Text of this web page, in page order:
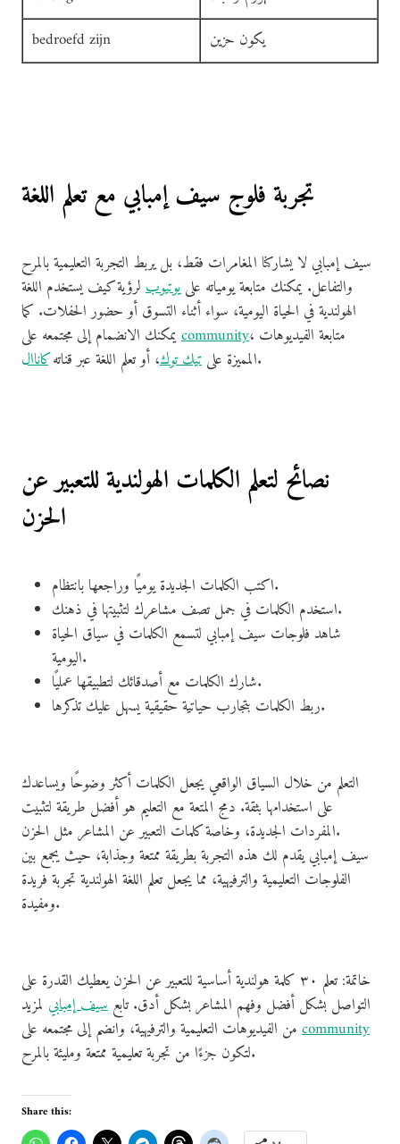
bedroefd zijn
يكون حزين
تجربة فلوج سيف إمبابي مع تعلم اللغة
سيف إمبابي لا يشاركنا المغامرات فقط، بل يربط التجربة التعليمية بالمرح
والتفاعل. يمكنك متابعة يومياته علىيوتيوب لرؤية كيف يستخدم اللغة
الهولندية في الحياة اليومية، سواء أثناء التسوق أو حضور الحفلات. كما
community، متابعة الفيديوهات
المميزة على تيك توك، أو تعلم اللغة عبر قناتهكاناال .
نصائح لتعلم الكلمات الهولندية للتعبير عن
الحزن
اكتب الكلمات الجديدة يوميًا وراجعها بانتظام.
استخدم الكلمات في جمل تصف مشاعرك لتثبيتها في ذهنك.
شاهد فلوجات سيف إمبابي لتسمع الكلمات في سياق الحياة
اليومية.
شارك الكلمات مع أصدقائك لتطبيقها عمليًا.
ربط الكلمات بتجارب حياتية حقيقية يسهل عليك تذكرها.
التعلم من خلال السياق الواقعي يجعل الكلمات أكثر وضوحًا ويساعدك
على استخدامها بثقة. دمج المتعة مع التعليم هو أفضل طريقة لتثبيت
المفردات الجديدة، وخاصة كلمات التعبير عن المشاعر مثل الحزن.
سيف إمبابي يقدم لك هذه التجربة بطريقة ممتعة وجذابة، حيث يجمع بين
الفلوجات التعليمية والترفيهية، مما يجعل تعلم اللغة الهولندية تجربة فريدة
ومفيدة.
خاتمة: تعلم ٣٠ كلمة هولندية أساسية للتعبير عن الحزن يعطيك القدرة على
التواصل بشكل أفضل وفهم المشاعر بشكل أدق. تابع سيف إمبابي لمزيد
community
لتكون جزءًا من تجربة تعليمية ممتعة ومليئة بالمرح.
Share this: